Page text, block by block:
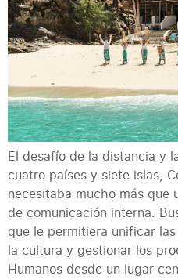
El desafío de la distancia y
cuatro países y siete islas,
necesitaba mucho más que
de comunicación interna.
que le permitiera unificar
la cultura y gestionar los
Humanos desde un lugar